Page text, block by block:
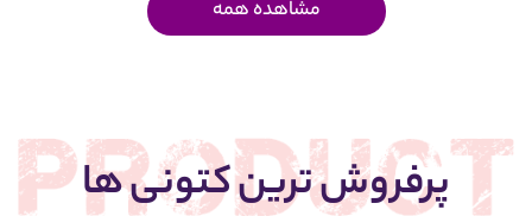
مشاهده همه
پرفروش ترین کتونی ها